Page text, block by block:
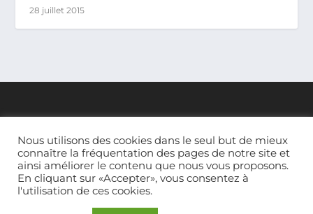
28 juillet 2015
Aucune traduction disponible trouvée
THÉMATIQUES
Nous utilisons des cookies dans le seul but de mieux
connaître la fréquentation des pages de notre site et
ainsi améliorer le contenu que nous vous proposons.
En cliquant sur «Accepter», vous consentez à
l'utilisation de ces cookies.